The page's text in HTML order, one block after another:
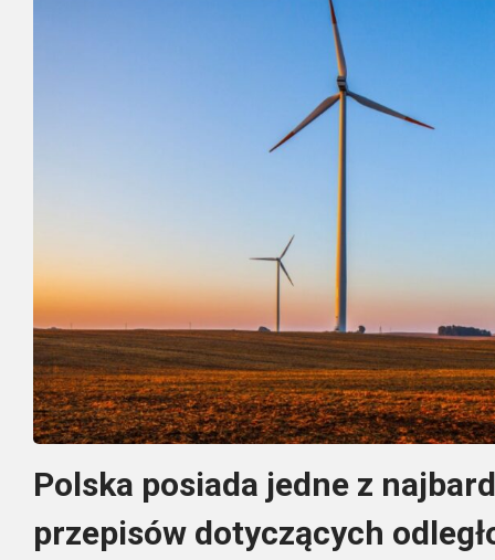
Polska posiada jedne z
przepisów dotyczących